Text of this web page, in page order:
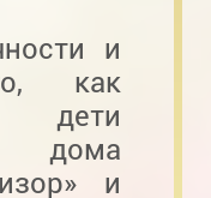
и
как
дети
дома
и